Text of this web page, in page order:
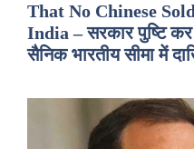
That No Chinese
India – सरकार पुष्टि
सैनिक भारतीय सीमा में